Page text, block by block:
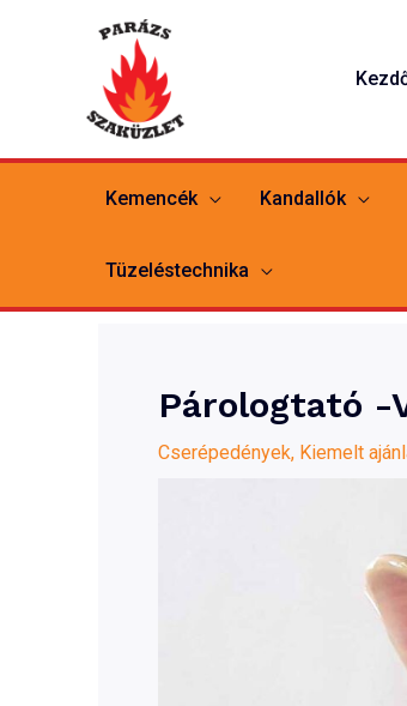
Kemencék Kandallók
Tüzeléstechnika
Párologtató -
Cserépedények, Kiemelt